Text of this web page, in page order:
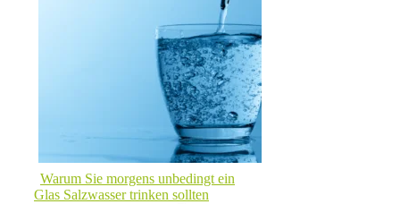
Warum Sie morgens unbedingt ein
Glas Salzwasser trinken sollten